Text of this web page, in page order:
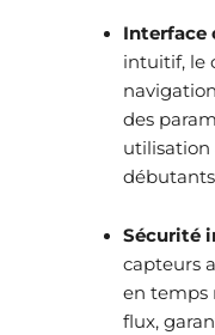
Interface
intuitif, le
des
utilisation
Sécurité
capteurs
en temps
flux,